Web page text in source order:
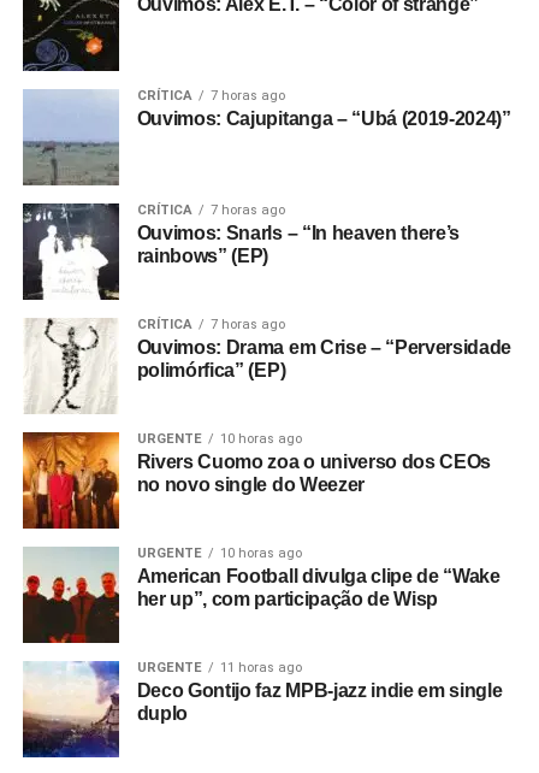
Ouvimos: Alex E.T. – “Color of strange”
CRÍTICA 7 horas ago
Ouvimos: Cajupitanga – “Ubá (2019-2024)”
CRÍTICA 7 horas ago
Ouvimos: Snarls – “In heaven there’s
rainbows” (EP)
CRÍTICA 7 horas ago
Ouvimos: Drama em Crise – “Perversidade
polimórfica” (EP)
URGENTE 10 horas ago
Rivers Cuomo zoa o universo dos CEOs
no novo single do Weezer
URGENTE 10 horas ago
American Football divulga clipe de “Wake
her up”, com participação de Wisp
URGENTE 11 horas ago
Deco Gontijo faz MPB-jazz indie em single
duplo